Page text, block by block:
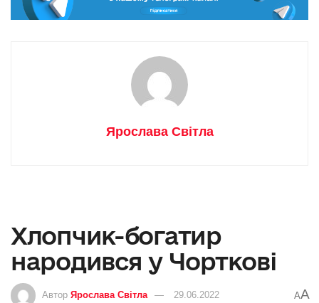
Ярослава Світла
Хлопчик-богатир
народився у Чорткові
Автор Ярослава Світла 29.06.2022 AA